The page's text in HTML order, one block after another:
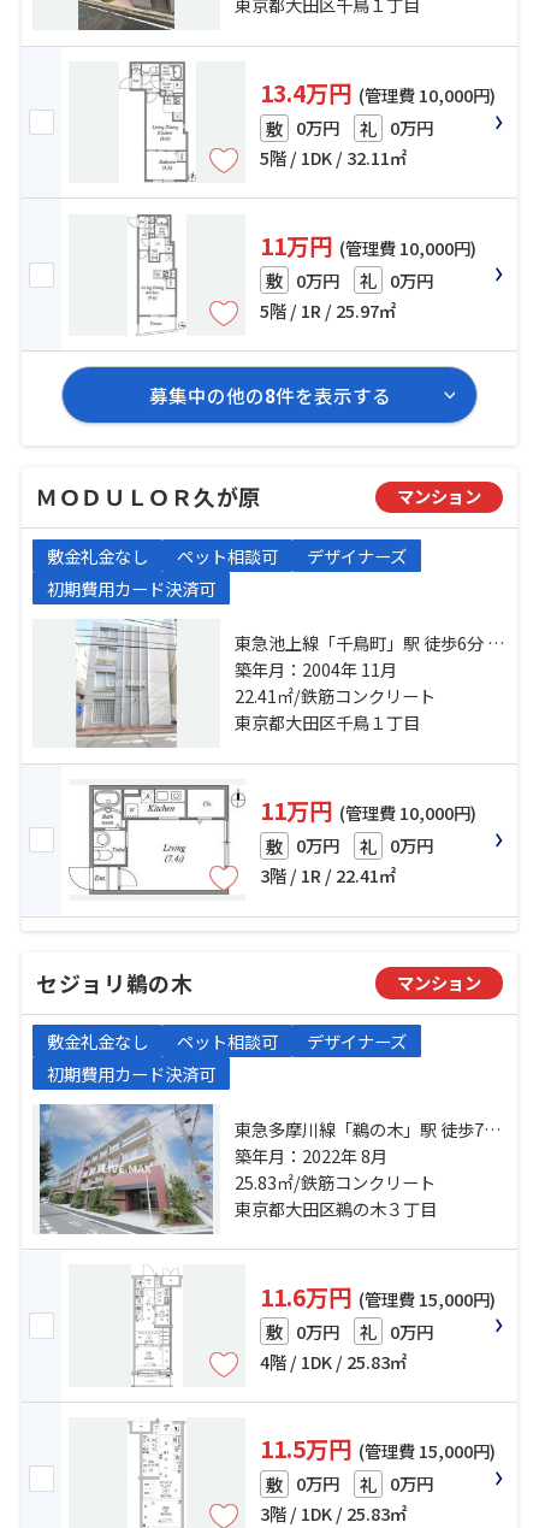
13.4万円 (管理費 10,000円)
敷 0万円 礼 0万円
5階 / 1DK / 32.11㎡
11万円 (管理費 10,000円)
敷 0万円 礼 0万円
5階 / 1R / 25.97㎡
募集中の他の8件を表示する
ＭＯＤＵＬＯＲ久が原 マンション
敷金礼金なし ペット相談可
デザイナーズ
初期費用カード決済可
東急池上線「千鳥町」駅 徒歩6分 東
急池上線「池上」駅 徒歩10分 東急
多摩川線「下丸子」駅 徒歩14分
築年月：2004年 11月
22.41㎡/鉄筋コンクリート
東京都大田区千鳥１丁目
11万円 (管理費 10,000円)
敷 0万円 礼 0万円
3階 / 1R / 22.41㎡
セジョリ鵜の木 マンション
敷金礼金なし ペット相談可
デザイナーズ
初期費用カード決済可
東急多摩川線「鵜の木」駅 徒歩7分
東急池上線「久が原」駅 徒歩13分
東急多摩川線「下丸子」駅 徒歩17
分
築年月：2022年 8月
25.83㎡/鉄筋コンクリート
東京都大田区鵜の木３丁目
11.6万円 (管理費 15,000円)
敷 0万円 礼 0万円
4階 / 1DK / 25.83㎡
11.5万円 (管理費 15,000円)
敷 0万円 礼 0万円
3階 / 1DK / 25.83㎡